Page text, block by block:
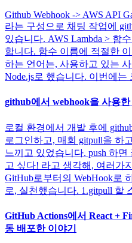
Github Webhook -> AWS API
라는 구성으로 채팅 작업에
있습니다. AWS Lambda > 함
합니다. 함수 이름에 적절한
하는 언어는, 사용하고 있는
Node.js로 했습니다. 이번에는
github에서 webhook을 사용
로컬 환경에서 개발 후에
로그인하고, 매회 gitpull을 하
느끼고 있었습니다. push 하
고 싶다! 라고 생각해, 여러가
GitHub로부터의 WebHook로
로, 실천했습니다. 1.gitpull 할
GitHub Actions에서 React +
동 배포한 이야기